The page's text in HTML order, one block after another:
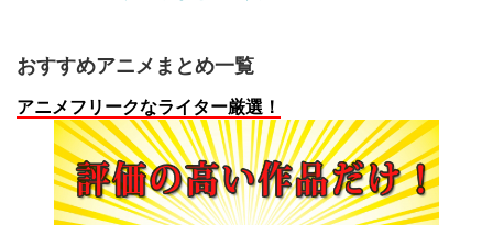
おすすめアニメまとめ一覧
アニメフリークなライター厳選！